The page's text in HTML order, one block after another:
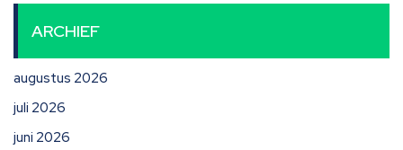
ARCHIEF
augustus 2026
juli 2026
juni 2026